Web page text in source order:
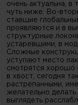
очень актуальна, в
чуть ниже. Во-
ставшие
проявляются и в
структурные
устаревшими, в
Сложные
уступают место
смотрятся хорошо
в хвост, сегодня
растрепанными,
желательно
выглядеть